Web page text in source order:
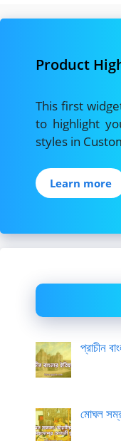
Product
This first
to highlight
styles in
Learn more
প্রাচীন
মোঘল